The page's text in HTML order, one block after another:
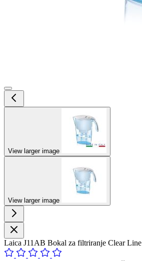
View larger image
View larger image
Laica J11AB Bokal za filtriranje Clear Line